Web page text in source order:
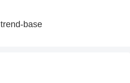
trend-base